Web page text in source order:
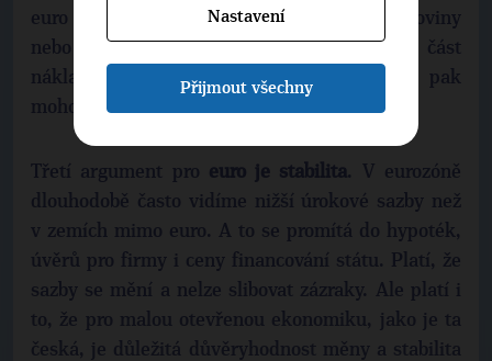
euro nepřímo váže – typicky energie, suroviny
nebo třeba některé technologie. Zatímco část
nákladů se řídí eurem, příjmy v korunách pak
mohou být zranitelné vůči kurzovým šokům.
Třetí argument pro euro je stabilita. V eurozóně
dlouhodobě často vidíme nižší úrokové sazby než
v zemích mimo euro. A to se promítá do hypoték,
úvěrů pro firmy i ceny financování státu. Platí, že
sazby se mění a nelze slibovat zázraky. Ale platí i
to, že pro malou otevřenou ekonomiku, jako je ta
česká, je důležitá důvěryhodnost měny a stabilita
Nastavení
Přijmout všechny